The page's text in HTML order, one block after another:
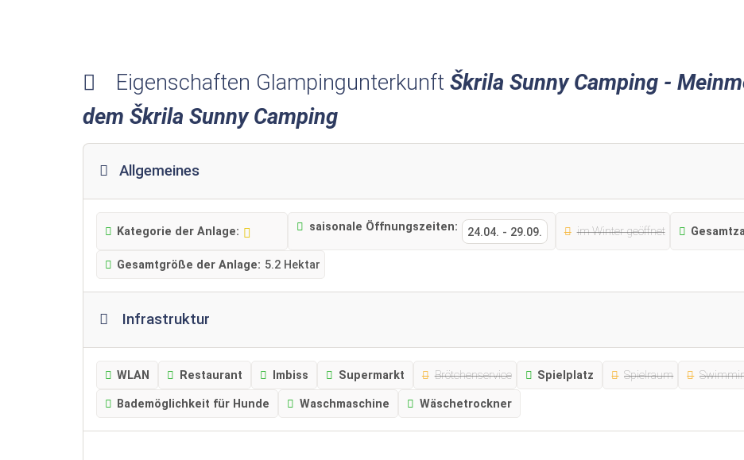
Eigenschaften GlampingunterkunftŠkrila Sunny Camping -
dem Škrila Sunny Camping
Allgemeines
Kategorie der Anlage: saisonale Öffnungszeiten: 24.04. - 29.09. im Winter geöffnet
Gesamtgröße der Anlage: 5.2 Hektar
Infrastruktur
WLAN Restaurant Imbiss Supermarkt Brötchenservice Spielplatz Spielraum
Bademöglichkeit für Hunde Waschmaschine Wäschetrockner